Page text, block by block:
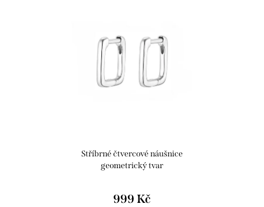
Stříbrné čtvercové náušnice
geometrický tvar
999 Kč